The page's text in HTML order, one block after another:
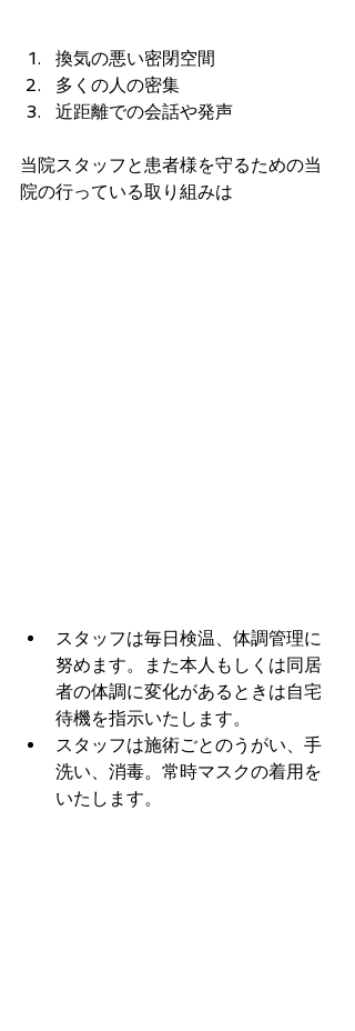
換気の悪い密閉空間
多くの人の密集
近距離での会話や発声
当院スタッフと患者様を守るための当
院の行っている取り組みは
スタッフは毎日検温、体調管理に
努めます。また本人もしくは同居
者の体調に変化があるときは自宅
待機を指示いたします。
スタッフは施術ごとのうがい、手
洗い、消毒。常時マスクの着用を
いたします。